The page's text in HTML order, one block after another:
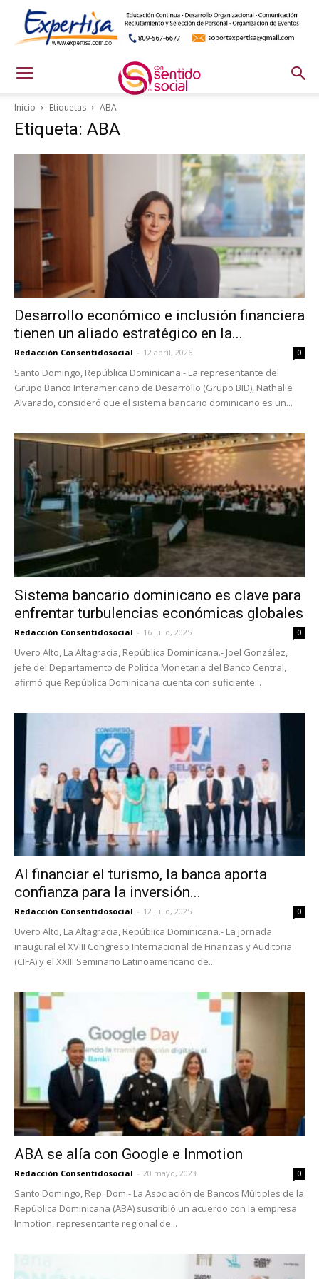
Inicio Etiquetas ABA
Etiqueta: ABA
Desarrollo económico e inclusión financiera
tienen un aliado estratégico en la...
Redacción Consentidosocial - 12 abril, 2026 0
Santo Domingo, República Dominicana.- La representante del
Grupo Banco Interamericano de Desarrollo (Grupo BID), Nathalie
Alvarado, consideró que el sistema bancario dominicano es un...
Sistema bancario dominicano es clave para
enfrentar turbulencias económicas globales
Redacción Consentidosocial - 16 julio, 2025 0
Uvero Alto, La Altagracia, República Dominicana.- Joel González,
jefe del Departamento de Política Monetaria del Banco Central,
afirmó que República Dominicana cuenta con suficiente...
Al financiar el turismo, la banca aporta
confianza para la inversión...
Redacción Consentidosocial - 12 julio, 2025 0
Uvero Alto, La Altagracia, República Dominicana.- La jornada
inaugural el XVIII Congreso Internacional de Finanzas y Auditoria
(CIFA) y el XXIII Seminario Latinoamericano de...
ABA se alía con Google e Inmotion
Redacción Consentidosocial - 20 mayo, 2023 0
Santo Domingo, Rep. Dom.- La Asociación de Bancos Múltiples de la
República Dominicana (ABA) suscribió un acuerdo con la empresa
Inmotion, representante regional de...